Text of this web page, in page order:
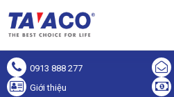
0913 888 277
Giới thiệu